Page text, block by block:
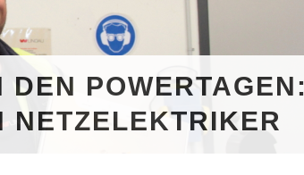
POWERTAGEN:
NETZELEKTRIKER